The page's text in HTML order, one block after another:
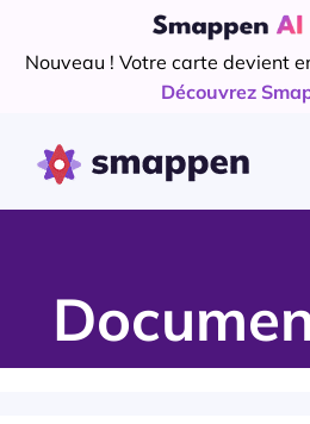
Nouveau ! Votre carte devient
Découvrez
contenu